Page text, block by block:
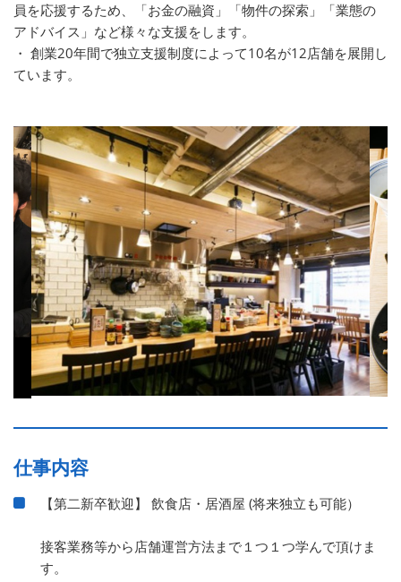
員を応援するため、「お金の融資」「物件の探索」「業態の
アドバイス」など様々な支援をします。
・ 創業20年間で独立支援制度によって10名が12店舗を展開し
ています。
仕事内容
【第二新卒歓迎】 飲食店・居酒屋 (将来独立も可能）
接客業務等から店舗運営方法まで１つ１つ学んで頂けま
す。